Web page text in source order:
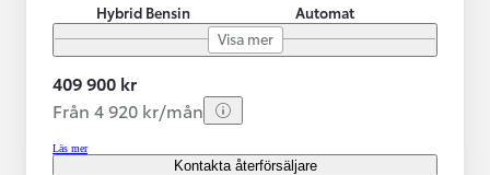
Hybrid Bensin
Automat
Visa mer
409 900 kr
Från 4 920 kr/mån
Läs mer
Kontakta återförsäljare